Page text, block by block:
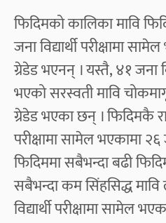
फिदिमको कालिका मावि
जना विद्यार्थी परीक्षामा
ग्रेडेड भएनन् । यस्तै, ४१ जना
भएको सरस्वती मावि
ग्रेडेड भएका छन् । फिदिमकै
परीक्षामा सामेल भएकामा
फिदिममा सबैभन्दा बढी
सबैभन्दा कम सिंहसिद्ध
विद्यार्थी परीक्षामा सामेल